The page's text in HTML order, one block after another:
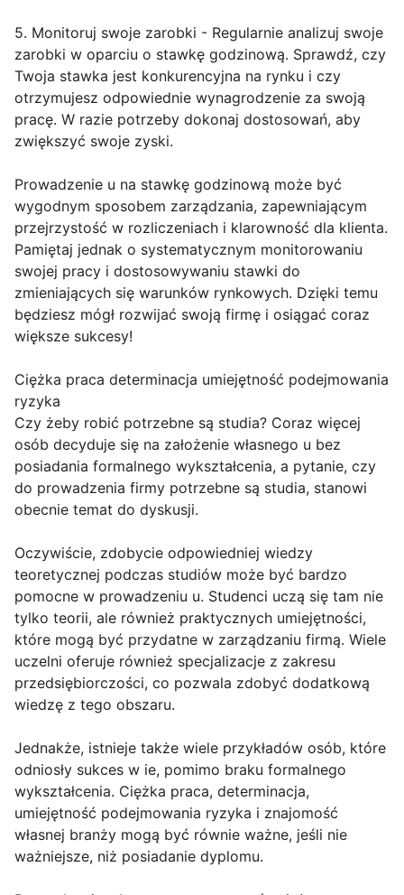
5. Monitoruj swoje zarobki - Regularnie analizuj swoje
zarobki w oparciu o stawkę godzinową. Sprawdź, czy
Twoja stawka jest konkurencyjna na rynku i czy
otrzymujesz odpowiednie wynagrodzenie za swoją
pracę. W razie potrzeby dokonaj dostosowań, aby
zwiększyć swoje zyski.
Prowadzenie u na stawkę godzinową może być
wygodnym sposobem zarządzania, zapewniającym
przejrzystość w rozliczeniach i klarowność dla klienta.
Pamiętaj jednak o systematycznym monitorowaniu
swojej pracy i dostosowywaniu stawki do
zmieniających się warunków rynkowych. Dzięki temu
będziesz mógł rozwijać swoją firmę i osiągać coraz
większe sukcesy!
Ciężka praca determinacja umiejętność podejmowania
ryzyka
Czy żeby robić potrzebne są studia? Coraz więcej
osób decyduje się na założenie własnego u bez
posiadania formalnego wykształcenia, a pytanie, czy
do prowadzenia firmy potrzebne są studia, stanowi
obecnie temat do dyskusji.
Oczywiście, zdobycie odpowiedniej wiedzy
teoretycznej podczas studiów może być bardzo
pomocne w prowadzeniu u. Studenci uczą się tam nie
tylko teorii, ale również praktycznych umiejętności,
które mogą być przydatne w zarządzaniu firmą. Wiele
uczelni oferuje również specjalizacje z zakresu
przedsiębiorczości, co pozwala zdobyć dodatkową
wiedzę z tego obszaru.
Jednakże, istnieje także wiele przykładów osób, które
odniosły sukces w ie, pomimo braku formalnego
wykształcenia. Ciężka praca, determinacja,
umiejętność podejmowania ryzyka i znajomość
własnej branży mogą być równie ważne, jeśli nie
ważniejsze, niż posiadanie dyplomu.